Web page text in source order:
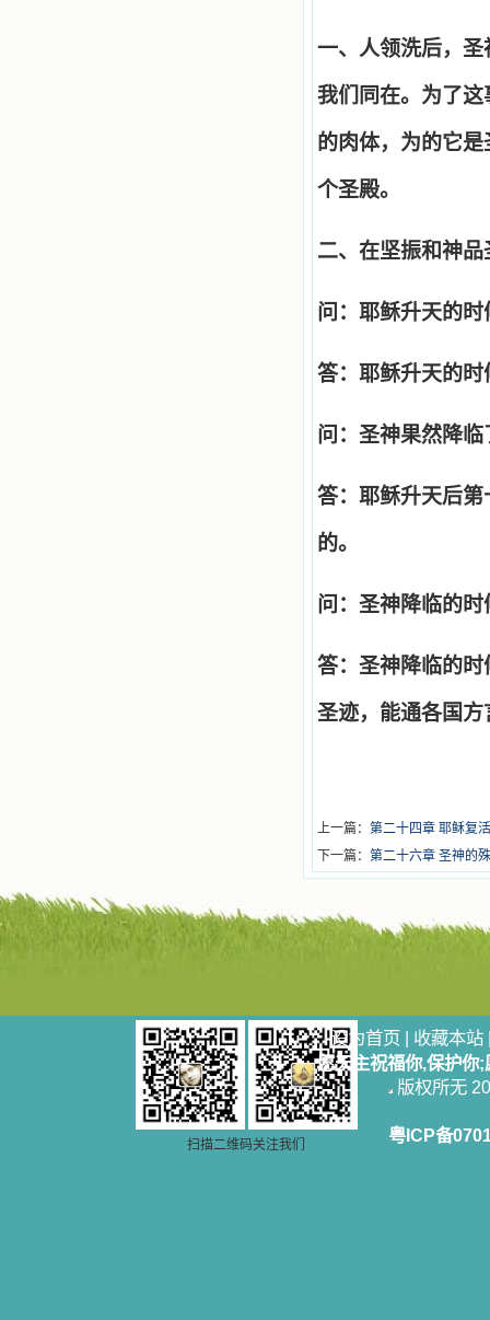
一、人领洗后，
我们同在。为了
的肉体，为的它
个圣殿。
二、在坚振和神
问：耶稣升天的
答：耶稣升天的
问：圣神果然降临
答：耶稣升天后
的。
问：圣神降临的
答：圣神降临的
圣迹，能通各国
上一篇： 第二十四章 耶稣复
下一篇： 第二十六章 圣神的
扫描二维码关注我们
设为首页 | 收藏本站
愿天主祝福你,保护你
版权所无
粤ICP备